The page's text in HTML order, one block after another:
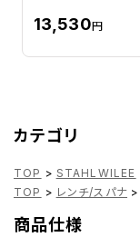
13,530円
カテゴリ
TOP > STAHLWILEE
TOP > レンチ/スパナ >
商品仕様